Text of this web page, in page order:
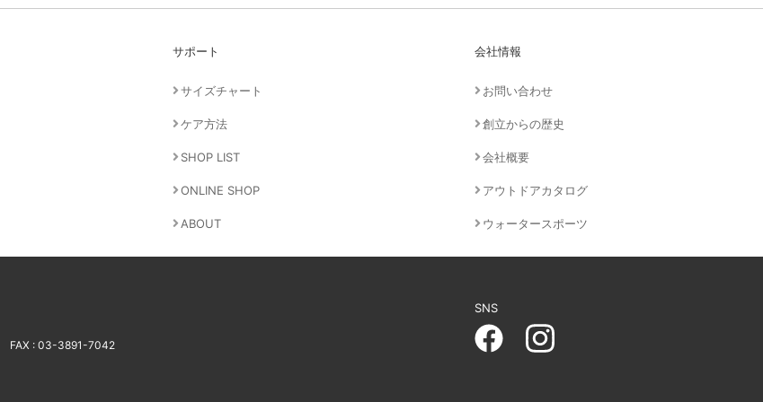
サポート
サイズチャート
ケア方法
SHOP LIST
ONLINE SHOP
ABOUT
会社情報
お問い合わせ
創立からの歴史
会社概要
アウトドアカタログ
ウォータースポーツ
SNS
FAX : 03-3891-7042